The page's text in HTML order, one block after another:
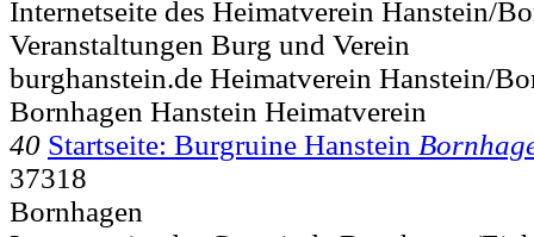
Internetseite des Heimatverein Hanstein/
Veranstaltungen Burg und Verein
burghanstein.de Heimatverein Hanstein/
Bornhagen Hanstein Heimatverein
40 Startseite: Burgruine Hanstein
37318
Bornhagen